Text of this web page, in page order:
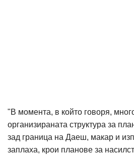
"В момента, в който говоря,
организираната структура за
зад граница на Даеш, макар и
заплаха, крои планове за